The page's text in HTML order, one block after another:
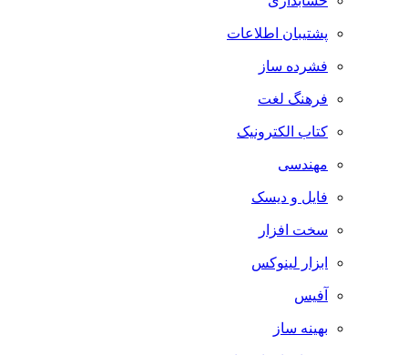
پشتیبان اطلاعات
فشرده ساز
فرهنگ لغت
کتاب الکترونیک
مهندسی
فایل و دیسک
سخت افزار
ابزار لینوکس
آفیس
بهینه ساز